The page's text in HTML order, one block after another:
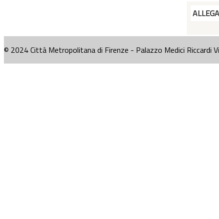
© 2024 Città Metropolitana di Firenze - Palazzo Medici Riccardi